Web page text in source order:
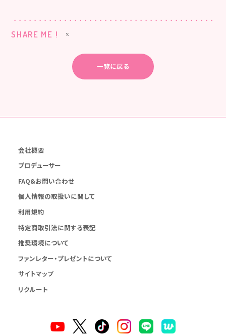
SHARE ME !
一覧に戻る
会社概要
プロデューサー
FAQ&お問い合わせ
個人情報の取扱いに関して
利用規約
特定商取引法に関する表記
推奨環境について
ファンレター・プレゼントについて
サイトマップ
リクルート